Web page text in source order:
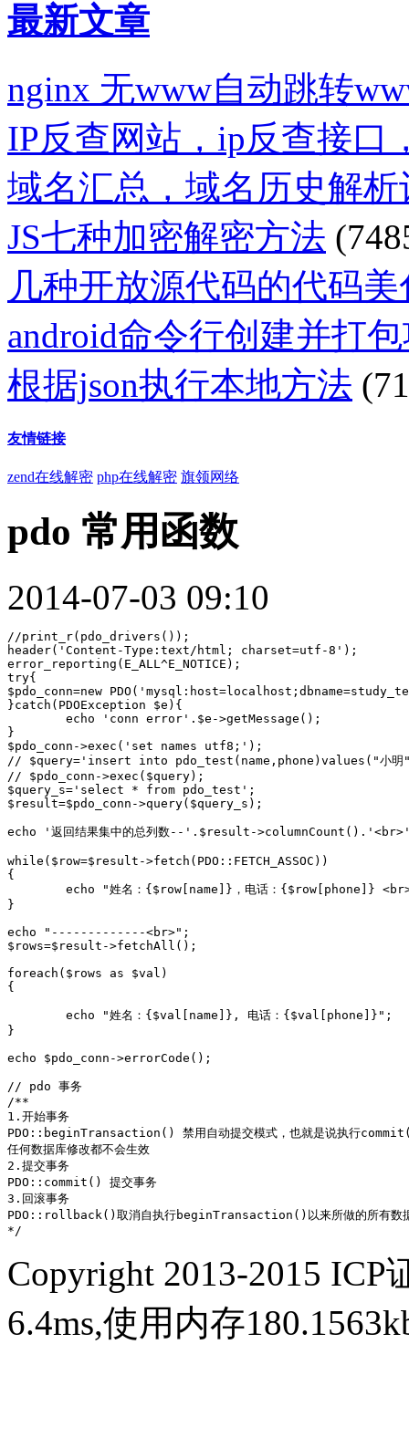
最新文章
nginx 无www自动跳转
IP反查网站，ip反查接口
域名汇总，域名历史解
JS七种加密解密方法
几种开放源代码的代码
android命令行创建并打
根据json执行本地方法
友情链接
zend在线解密 php在线解密 旗领网络
pdo 常用函数
2014-07-03 09:10
//print_r(pdo_drivers());
header('Content-Type:text/html; charset=utf-8');
error_reporting(E_ALL^E_NOTICE);
try{
$pdo_conn=new
}catch(PDOException $e){
}
$pdo_conn->exec('set names utf8;');
// $query='insert into pdo_test(name,phone)values("小
// $pdo_conn->exec($query);
$query_s='select * from pdo_test';
$result=$pdo_conn->query($query_s);
echo '返回结果集中的总列数--'.$result-
while($row=$result->fetch(PDO::FETCH_ASSOC))
{
}
echo "-------------<br>";
$rows=$result->fetchAll();
foreach($rows as $val)
{
}
echo $pdo_conn->errorCode();
// pdo 事务
/**
1.开始事务
PDO::beginTransaction() 禁用自动提交模式，也就是说执行
任何数据库修改都不会生效
2.提交事务
PDO::commit() 提交事务
3.回滚事务
PDO::rollback()取消自执行beginTransaction()以来所做的所有数
*/
Copyright 2013-2015 ICP
6.4ms,使用内存